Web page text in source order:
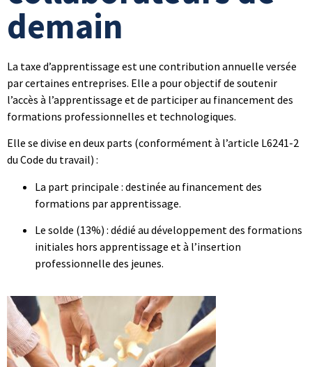
demain
La taxe d’apprentissage est une contribution annuelle versée
par certaines entreprises. Elle a pour objectif de soutenir
l’accès à l’apprentissage et de participer au financement des
formations professionnelles et technologiques.
Elle se divise en deux parts (conformément à l’article L6241-2
du Code du travail) :
La part principale : destinée au financement des
formations par apprentissage.
Le solde (13%) : dédié au développement des formations
initiales hors apprentissage et à l’insertion
professionnelle des jeunes.